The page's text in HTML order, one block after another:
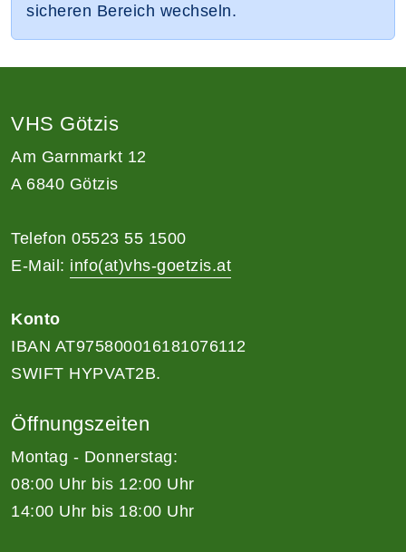
sicheren Bereich wechseln.
VHS Götzis
Am Garnmarkt 12
A 6840 Götzis
Telefon 05523 55 1500
E-Mail: info(at)vhs-goetzis.at
Konto
IBAN AT975800016181076112
SWIFT HYPVAT2B.
Öffnungszeiten
Montag - Donnerstag:
08:00 Uhr bis 12:00 Uhr
14:00 Uhr bis 18:00 Uhr